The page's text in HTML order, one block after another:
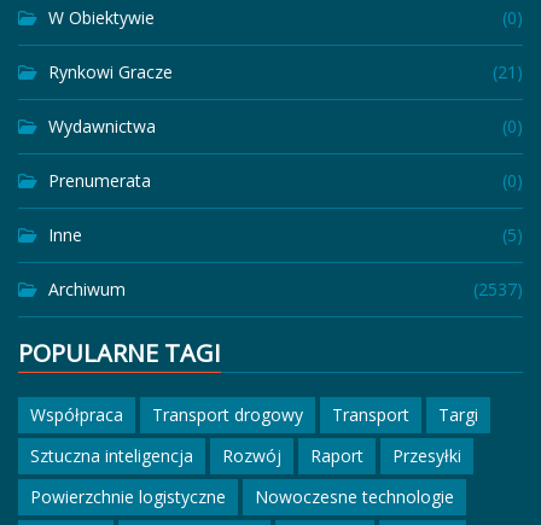
W Obiektywie (0)
Rynkowi Gracze (21)
Wydawnictwa (0)
Prenumerata (0)
Inne (5)
Archiwum (2537)
POPULARNE TAGI
Współpraca Transport drogowy Transport
Targi
Sztuczna inteligencja
Rozwój Raport
Przesyłki
Powierzchnie logistyczne
Nowoczesne technologie